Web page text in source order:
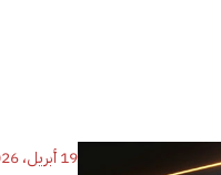
19 أبريل، 2026